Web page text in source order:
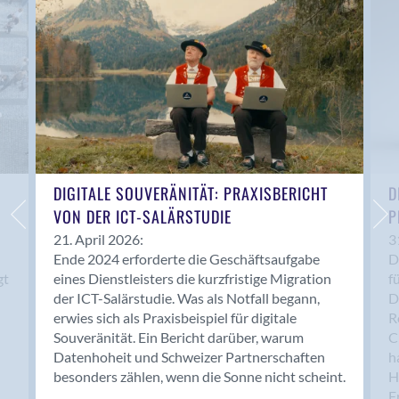
Anwil
Appenzell
Au SG
Baar
Baden
Balsthal
Balzers
Basel
Bassersdorf
Belp
Bendern
Benken (SG)
Bergdietikon
Berlin
Bern
Bern - Liebefeld
DIGITALE SOUVERÄNITÄT: PRAXISBERICHT
VON DER ICT-SALÄRSTUDIE
21. April 2026:
Ende 2024 erforderte die Geschäftsaufgabe
eines Dienstleisters die kurzfristige Migration
der ICT-Salärstudie. Was als Notfall begann,
erwies sich als Praxisbeispiel für digitale
Souveränität. Ein Bericht darüber, warum
Datenhoheit und Schweizer Partnerschaften
besonders zählen, wenn die Sonne nicht scheint.